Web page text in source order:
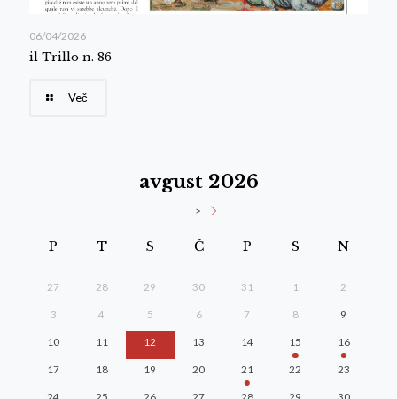
06/04/2026
il Trillo n. 86
Več
avgust 2026
>
P T S Č P S N
27 28 29 30 31 1 2
3 4 5 6 7 8 9
10 11 12 13 14 15 16
17 18 19 20 21 22 23
24 25 26 27 28 29 30